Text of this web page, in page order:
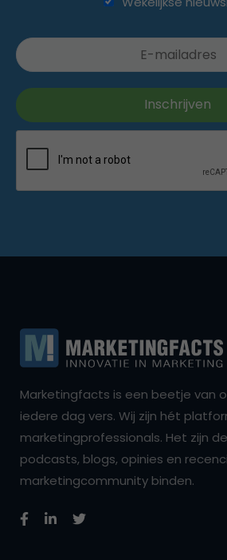
Marketingfacts is een beetje van
iedere dag vers. Wij zijn hét
marketingprofessionals. Het zijn
podcasts, blogs, opinies en
marketingcommunity binden.